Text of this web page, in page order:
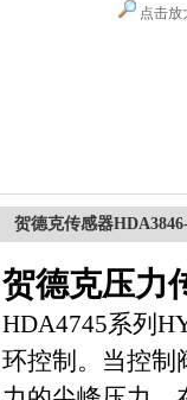
点击放
贺德克传感器
贺德克压力
HDA4745系列
环控制。当控制